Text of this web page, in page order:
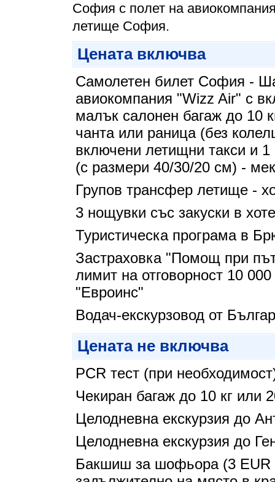
София с полет на
летище София.
Цената включва
Самолетен билет София -
авиокомпания "Wizz Air" с
малък салонен багаж до 10
чанта или раница (без
включени летищни такси и
(с размери 40/30/20 см) -
Групов трансфер летище -
3 нощувки със закуски в
Туристическа програма в
Застраховка "Помощ при
лимит на отговорност 10
"Евроинс"
Водач-екскурзовод от
Цената не включва
PCR тест (при
Чекиран багаж до 10 кг или
Целодневна екскурзия до
Целодневна екскурзия до
Бакшиш за шофьора (3 EUR